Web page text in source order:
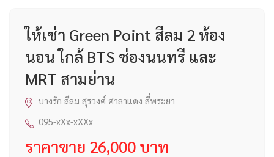
ให้เช่า Green Point สีลม 2 ห้อง
นอน ใกล้ BTS ช่องนนทรี และ
MRT สามย่าน
บางรัก สีลม สุรวงศ์ ศาลาแดง สี่พระยา
095-xXx-xXXx
ราคาขาย 26,000 บาท